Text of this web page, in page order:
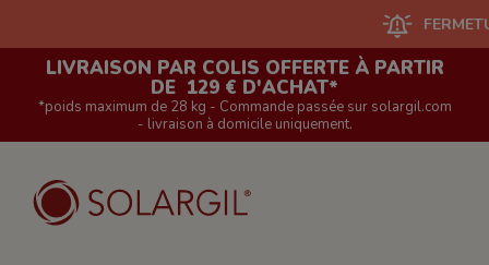
FERMETURE
LIVRAISON PAR COLIS OFFERTE À PARTIR
DE 129 € D'ACHAT*
*poids maximum de 28 kg - Commande passée sur solargil.com
- livraison à domicile uniquement.